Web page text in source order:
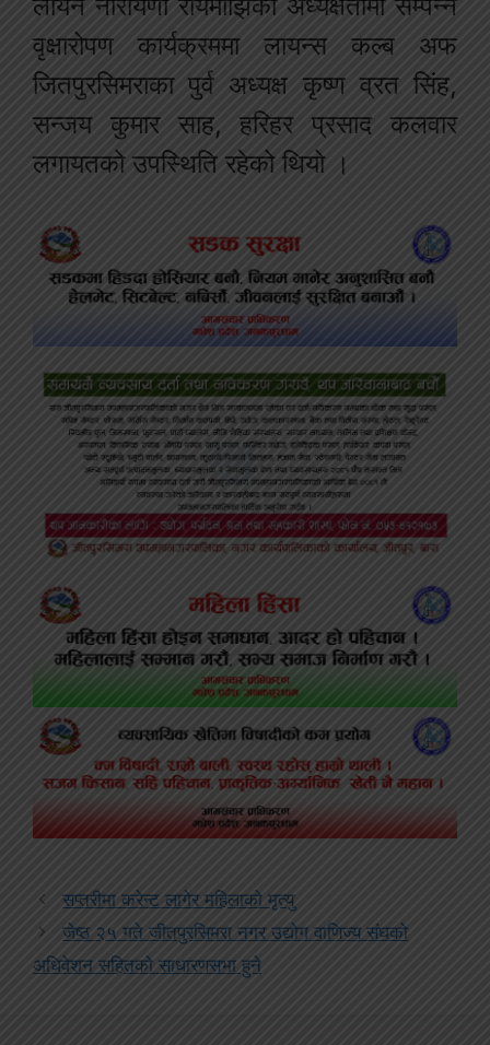
वृक्षारोपण कार्यक्रममा लायन्स कल्ब अफ
जितपुरसिमराका पुर्व अध्यक्ष कृष्ण व्रत सिंह,
सन्जय कुमार साह, हरिहर प्रसाद कलवार
लगायतको उपस्थिति रहेको थियो ।
सप्तरीमा करेन्ट लागेर महिलाको मृत्यु
जेष्ठ २५ गते जीतपुरसिमरा नगर उद्योग वाणिज्य संघको
अधिवेशन सहितको साधारणसभा हुने